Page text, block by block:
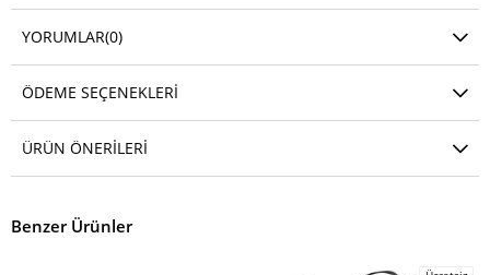
YORUMLAR(0)
ÖDEME SEÇENEKLERI
ÜRÜN ÖNERILERI
Benzer Ürünler